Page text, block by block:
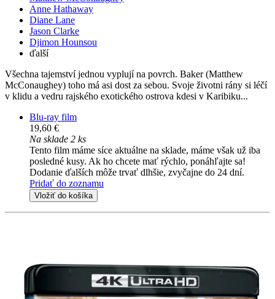
Anne Hathaway
Diane Lane
Jason Clarke
Djimon Hounsou
ďalší
Všechna tajemství jednou vyplují na povrch. Baker (Matthew
McConaughey) toho má asi dost za sebou. Svoje životni rány si léčí
v klidu a vedru rajského exotického ostrova kdesi v Karibiku...
Blu-ray film
19,60 €
Na sklade 2 ks
Tento film máme síce aktuálne na sklade, máme však už iba
posledné kusy. Ak ho chcete mať rýchlo, ponáhľajte sa!
Dodanie ďalších môže trvať dlhšie, zvyčajne do 24 dní.
Pridať do zoznamu
Vložiť do košíka